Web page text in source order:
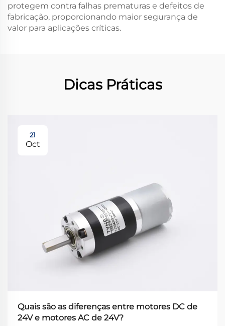
protegem contra falhas prematuras e defeitos de
fabricação, proporcionando maior segurança de
valor para aplicações críticas.
Dicas Práticas
21
Oct
Quais são as diferenças entre motores DC de
24V e motores AC de 24V?